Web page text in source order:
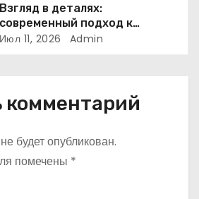
Взгляд в деталях:
современный подход к
устранению катаракты
Июл 11, 2026 Admin
комментарий
будет опубликован.
помечены *